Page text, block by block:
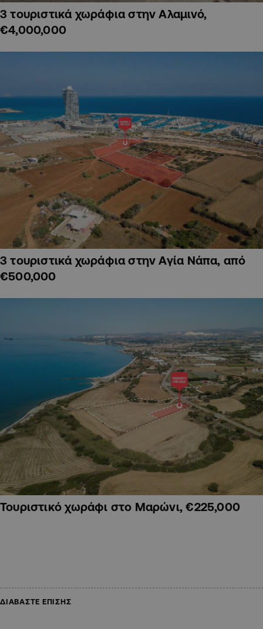
3 τουριστικά χωράφια στην Αλαμινό,
€4,000,000
3 τουριστικά χωράφια στην Αγία Νάπα, από
€500,000
Τουριστικό χωράφι στο Μαρώνι, €225,000
ΔΙΑΒΑΣΤΕ ΕΠΙΣΗΣ